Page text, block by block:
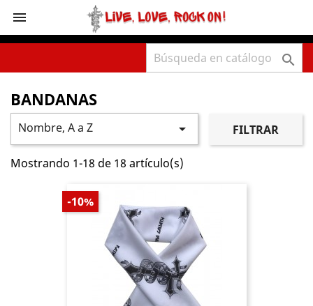


BANDANAS
Nombre, A a Z  FILTRAR
Mostrando 1-18 de 18 artículo(s)
-10%